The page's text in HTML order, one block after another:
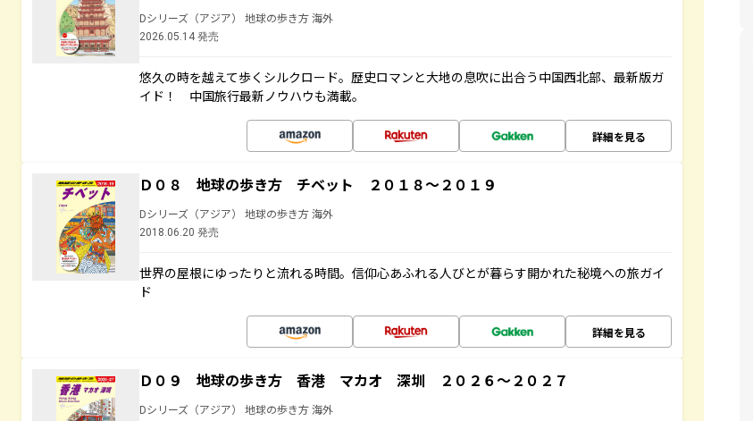
Dシリーズ（アジア） 地球の歩き方 海外
2026.05.14 発売
悠久の時を越えて歩くシルクロード。歴史ロマンと大地の息吹に出合う中国西北部、最新版ガ
イド！ 中国旅行最新ノウハウも満載。
詳細を見る
Ｄ０８ 地球の歩き方 チベット ２０１８～２０１９
Dシリーズ（アジア） 地球の歩き方 海外
2018.06.20 発売
世界の屋根にゆったりと流れる時間。信仰心あふれる人びとが暮らす開かれた秘境への旅ガイ
ド
詳細を見る
Ｄ０９ 地球の歩き方 香港 マカオ 深圳 ２０２６～２０２７
Dシリーズ（アジア） 地球の歩き方 海外